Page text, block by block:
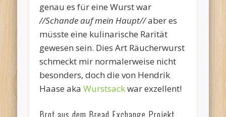
genau es für eine Wurst war
//Schande auf mein Haupt//aber es
müsste eine kulinarische Rarität
gewesen sein. Dies Art Räucherwurst
schmeckt mir normalerweise nicht
besonders, doch die von Hendrik
Haase akaWurstsackwar exzellent!